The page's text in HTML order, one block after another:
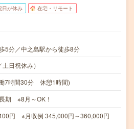
日が休み 在宅・リモート
5分／中之島駅から徒歩8分
日祝休み）
7時間30分 休憩1時間)
期 ※8月～OK！
円 ※月収例 345,000円～360,000円